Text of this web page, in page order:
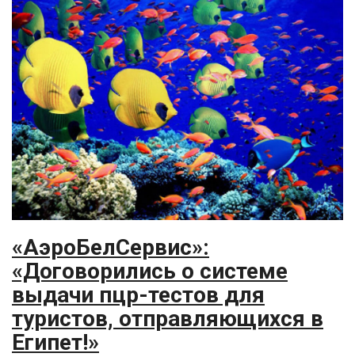
«АэроБелСервис»:
«Договорились о системе
выдачи пцр-тестов для
туристов, отправляющихся в
Египет!»